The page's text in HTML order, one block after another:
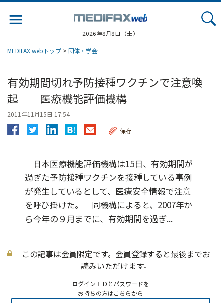
2026年8月8日（土）
MEDIFAX webトップ > 団体・学会
有効期間切れ予防接種ワクチンで注意喚
起 医療機能評価機構
2011年11月15日 17:54
保存
日本医療機能評価機構は15日、有効期間が
過ぎた予防接種ワクチンを接種している事例
が発生しているとして、医療安全情報で注意
を呼び掛けた。 同機構によると、2007年か
ら今年の９月までに、有効期間を過ぎ...
この記事は会員限定です。会員登録すると最後までお
読みいただけます。
ログインＩＤとパスワードを
お持ちの方はこちらから